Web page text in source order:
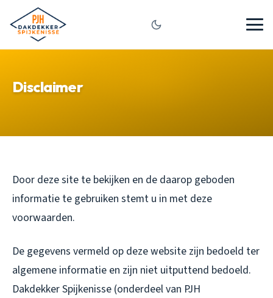
Disclaimer
Door deze site te bekijken en de daarop geboden
informatie te gebruiken stemt u in met deze
voorwaarden.
De gegevens vermeld op deze website zijn bedoeld ter
algemene informatie en zijn niet uitputtend bedoeld.
Dakdekker Spijkenisse (onderdeel van PJH